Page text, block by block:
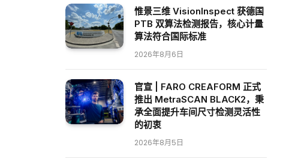
惟景三维 VisionInspect 获德国
PTB 双算法检测报告，核心计量
算法符合国际标准
2026年8月6日
官宣 | FARO CREAFORM 正式
推出 MetraSCAN BLACK2，秉
承全面提升车间尺寸检测灵活性
的初衷
2026年8月5日